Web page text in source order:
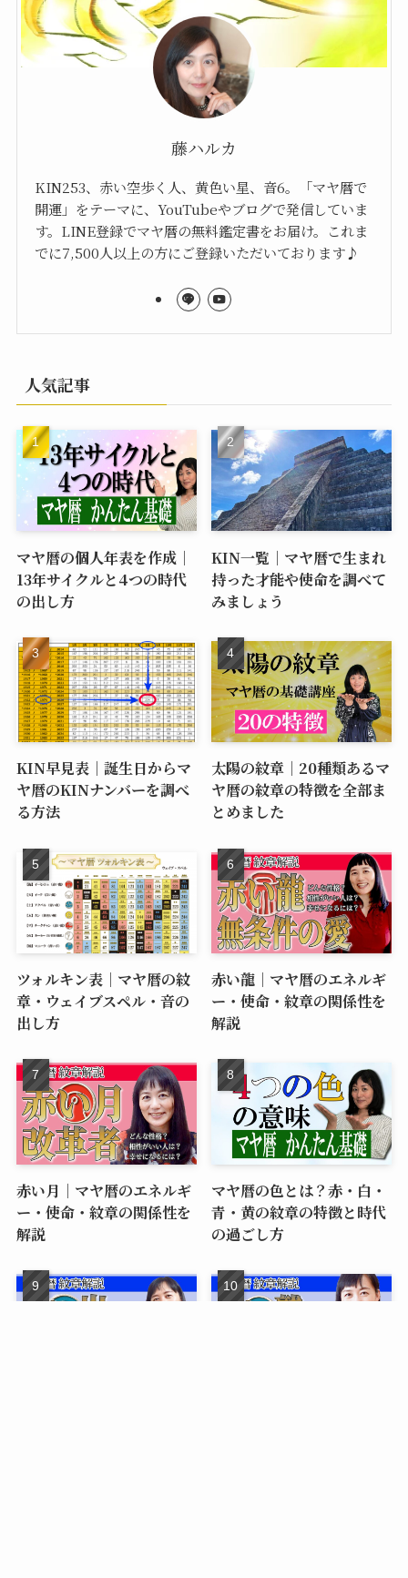
藤ハルカ
KIN253、赤い空歩く人、黄色い星、音6。「マヤ暦で
開運」をテーマに、YouTubeやブログで発信していま
す。LINE登録でマヤ暦の無料鑑定書をお届け。これま
でに7,500人以上の方にご登録いただいております♪
人気記事
マヤ暦の個人年表を作成｜
13年サイクルと4つの時代
の出し方
KIN一覧｜マヤ暦で生まれ
持った才能や使命を調べて
みましょう
KIN早見表｜誕生日からマ
ヤ暦のKINナンバーを調べ
る方法
太陽の紋章｜20種類あるマ
ヤ暦の紋章の特徴を全部ま
とめました
ツォルキン表｜マヤ暦の紋
章・ウェイブスペル・音の
出し方
赤い龍｜マヤ暦のエネルギ
ー・使命・紋章の関係性を
解説
赤い月｜マヤ暦のエネルギ
ー・使命・紋章の関係性を
解説
マヤ暦の色とは？赤・白・
青・黄の紋章の特徴と時代
の過ごし方